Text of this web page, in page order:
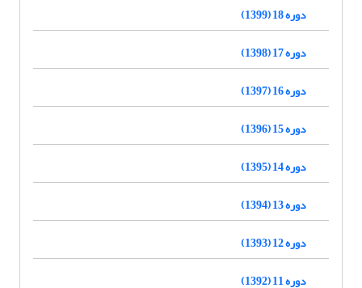
دوره 18 (1399)
دوره 17 (1398)
دوره 16 (1397)
دوره 15 (1396)
دوره 14 (1395)
دوره 13 (1394)
دوره 12 (1393)
دوره 11 (1392)